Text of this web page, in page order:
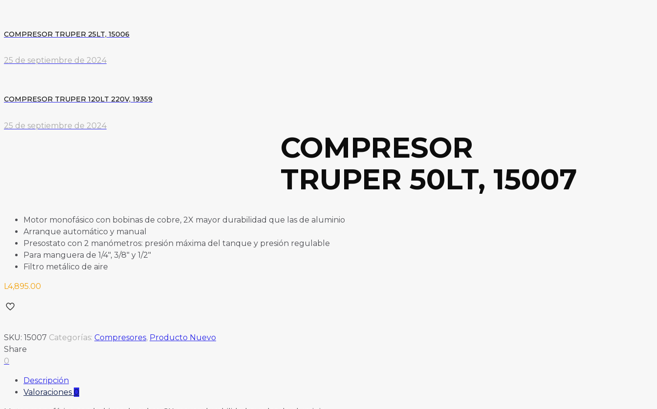
COMPRESOR TRUPER 25LT, 15006
25 de septiembre de 2024
COMPRESOR TRUPER 120LT 220V, 19359
25 de septiembre de 2024
COMPRESOR
TRUPER 50LT, 15007
Motor monofásico con bobinas de cobre, 2X mayor durabilidad que las de aluminio
Arranque automático y manual
Presostato con 2 manómetros: presión máxima del tanque y presión regulable
Para manguera de 1/4″, 3/8″ y 1/2″
Filtro metálico de aire
L 4,895.00
SKU: 15007 Categorías: Compresores, Producto Nuevo
Share
0
Descripción
Valoraciones 0